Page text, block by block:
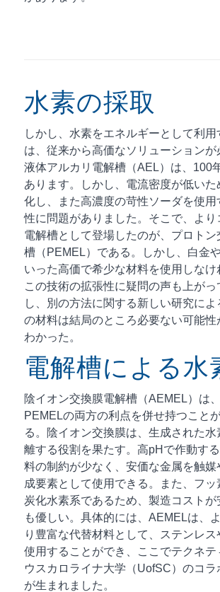
水素の採取
しかし、水素をエネルギーとして利用
は、従来から高価なソリューションが
液体アルカリ電解槽（AEL）は、100
あります。しかし、電流密度が低いた
化し、また高濃度の苛性ソーダを使用
性に問題がありました。そこで、より
電解槽として登場したのが、プロトン
槽（PEMEL）である。しかし、白金
いった高価で希少な材料を使用しなけ
この技術の拡張性に疑問の声も上が
し、別の方法に関する新しい研究によ
の材料は結局のところ必要ない可能性
わかった。
電解槽による水
陰イオン交換膜電解槽（AEMEL）は
PEMELの両方の利点を併せ持つこと
る。陰イオン交換膜は、生成された水
離する役割を果たす。高pHで作動す
料の制約が少なく、安価な金属を触媒
成要素として使用できる。また、フッ
炭化水素系であるため、製造コストが
も優しい。具体的には、AEMELは、
り豊富な代替材料として、ステンレス
使用することができ、ここでテクネテ
ウスカロライナ大学（UofSC）のコラ
が生まれました。